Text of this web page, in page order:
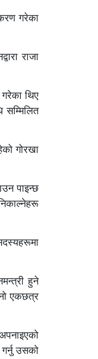
गरेका
राजा
थिए
सम्मिलित
गोरखा
पाइन्छ
हुने
एकछत्र
उसको